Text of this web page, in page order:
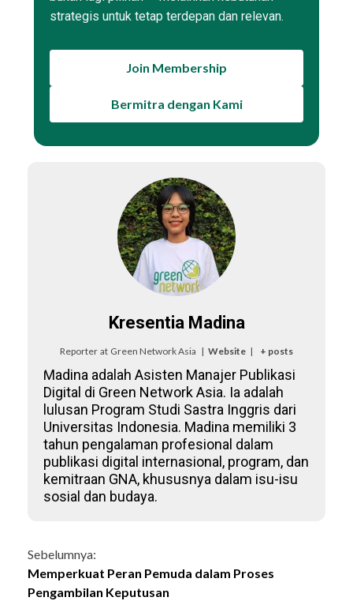
strategis untuk tetap terdepan dan relevan.
Join Membership
Bermitra dengan Kami
Kresentia Madina
Reporter at Green Network Asia | Website | + posts
Madina adalah Asisten Manajer Publikasi
Digital di Green Network Asia. Ia adalah
lulusan Program Studi Sastra Inggris dari
Universitas Indonesia. Madina memiliki 3
tahun pengalaman profesional dalam
publikasi digital internasional, program, dan
kemitraan GNA, khususnya dalam isu-isu
sosial dan budaya.
Continue
Reading
Sebelumnya:
Memperkuat Peran Pemuda dalam Proses
Pengambilan Keputusan